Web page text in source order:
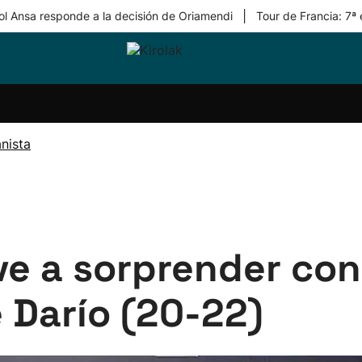
Ansa responde a la decisión de Oriamendi Tour de Francia: 7ª
Equipos
a sorprender
(20-22)